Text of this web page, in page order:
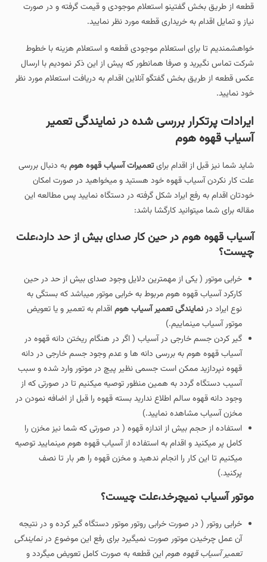
قطعه از طریق بخش گفتینو استعلام موجودی و قیمت گرفته و در صورت
نیاز و تمایل اقدام به خریداری قطعه مورد نظر نمایید.
خواهشمندیم تا برای استعلام موجودی قطعه و استعلام هزینه با خطوط
شرکت تماس نگیرید و صرفا همانطور که پیش از این ذکر نمودیم با ارسال
عکس قطعه از طریق بخش گفتگو آنلاین اقدام به دریافت استعلام مورد نظر
خود نمایید.
ایرادات پرتکرار بررسی شده در نمایندگی تعمیر
آسیاب قهوه هوم
شاید شما نیز قبل از اقدام برایتعمیرات آسیاب قهوه هومبه دنبال بررسی
علت کار نکردن آسیاب قهوه خود هستید و میخواهید در صورت امکان
خودتان اقدام به رفع ایراد شکل گرفته در دستگاه نمایید پس مطالعه این
مقاله برای شما میتوانید کارگشا باشد:
آسیاب قهوه هوم در حین کار صدای بیش از حد دارد،علت
چیست؟
خرابی موتور ( یکی از مهمترین دلایل وجود صدای بیش از حد در حین
کارکرد آسیاب قهوه هوم مربوط به خرابی موتور میباشد که بستگی به
نوع ایراد درنمایندگی تعمیر آسیاب هوماقدام به تعمیر و یا تعویض
موتور آسیاب مینماییم.)
گیر کردن جسم خارجی در آسیاب ( اگر در هنگام ریختن دانه قهوه در
آسیاب قهوه هوم به بررسی دانه ها و عدم وجود جسم خارجی در دانه
قهوه نپردازید ممکن است جسمی نظیر پیچ در موتور وارد شده و سبب
آسیب دستگاه گردد به همین منظور توصیه میکنیم تا در صورتی که از
وجود دانه قهوه سالم اطلاع ندارید بسته قهوه را قبل از اضافه نمودن در
مخزن آسیاب مشاهده نمایید.)
استفاده از حجم بیش از اندازه قهوه ( در صورتی که شما نیز مخزن را
کامل پر میکنید و اقدام به استفاده از آسیاب قهوه هوم مینمایید توصیه
میکنیم تا این کار را انجام ندهید و مخزن قهوه را هر بار تا نصف
پرکنید.)
موتور آسیاب نمیچرخد،علت چیست؟
خرابی روتور ( در صورت خرابی روتور موتور دستگاه گیر کرده و در نتیجه
آن عمل چرخیدن موتور صورت نمیگیرد برای رفع این موضوع درنمایندگی
تعمیر آسیاب قهوه هوماین قطعه به صورت کامل تعویض میگردد و